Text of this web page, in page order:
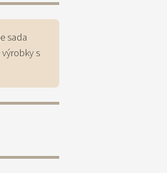
sada
s